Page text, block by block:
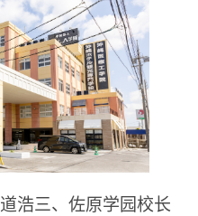
浩三、佐原学园校长